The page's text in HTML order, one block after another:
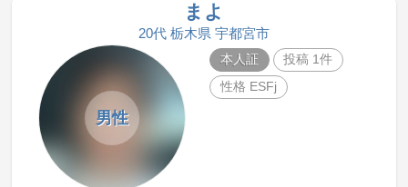
まよ
20代 栃木県 宇都宮市
男性
本人証
投稿 1件
性格 ESFj